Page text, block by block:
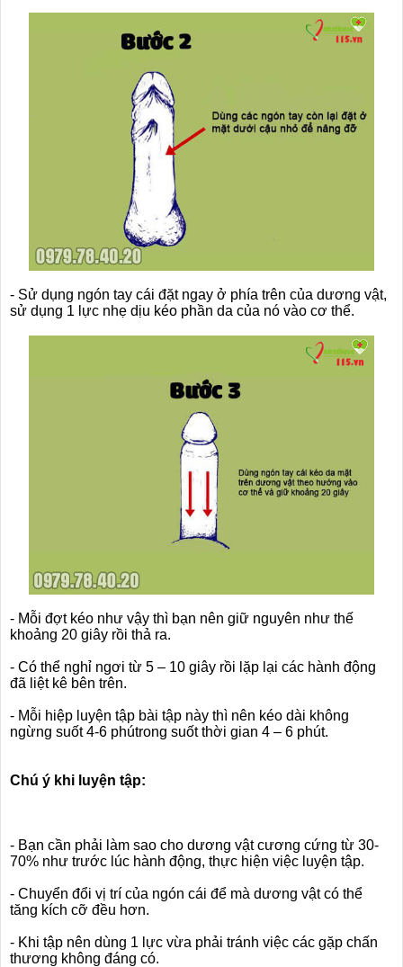
- Sử dụng ngón tay cái đặt ngay ở phía trên của dương vật,
sử dụng 1 lực nhẹ dịu kéo phần da của nó vào cơ thể.
- Mỗi đợt kéo như vậy thì bạn nên giữ nguyên như thế
khoảng 20 giây rồi thả ra.
- Có thể nghỉ ngơi từ 5 – 10 giây rồi lặp lại các hành động
đã liệt kê bên trên.
- Mỗi hiệp luyện tập bài tập này thì nên kéo dài không
ngừng suốt 4-6 phútrong suốt thời gian 4 – 6 phút.
Chú ý khi luyện tập:
- Bạn cần phải làm sao cho dương vật cương cứng từ 30-
70% như trước lúc hành động, thực hiện việc luyện tập.
- Chuyển đổi vị trí của ngón cái để mà dương vật có thể
tăng kích cỡ đều hơn.
- Khi tập nên dùng 1 lực vừa phải tránh việc các gặp chấn
thương không đáng có.